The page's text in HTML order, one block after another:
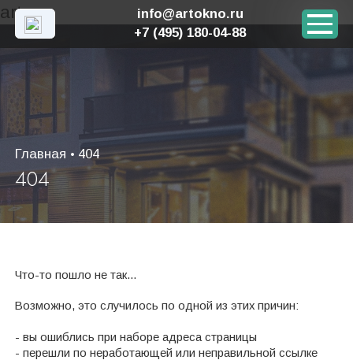
art
info@artokno.ru
+7 (495) 180-04-88
Главная • 404
404
Что-то пошло не так...
Возможно, это случилось по одной из этих причин:
- вы ошиблись при наборе адреса страницы
- перешли по неработающей или неправильной ссылке